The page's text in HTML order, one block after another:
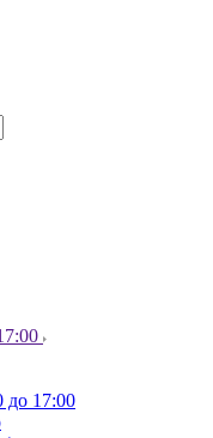
до 17:00